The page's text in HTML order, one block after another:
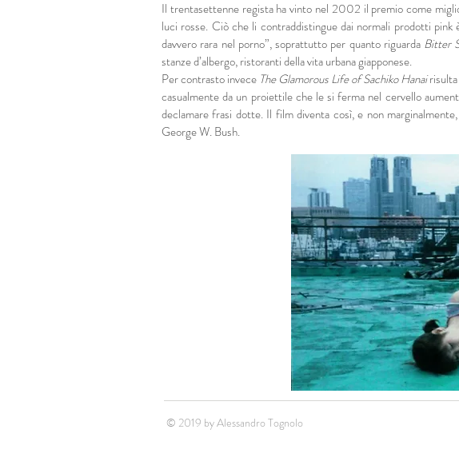
Il trentasettenne regista ha vinto nel 2002 il premio come
luci rosse. Ciò che li contraddistingue dai normali prodotti pink
davvero rara nel porno”, soprattutto per quanto riguarda Bitter
stanze d’albergo, ristoranti della vita urbana giapponese.
Per contrasto invece The Glamorous Life of Sachiko Hanai
casualmente da un proiettile che le si ferma nel cervello
declamare frasi dotte. Il film diventa così, e non
George W. Bush.
© 2019 by Alessandro Tognolo